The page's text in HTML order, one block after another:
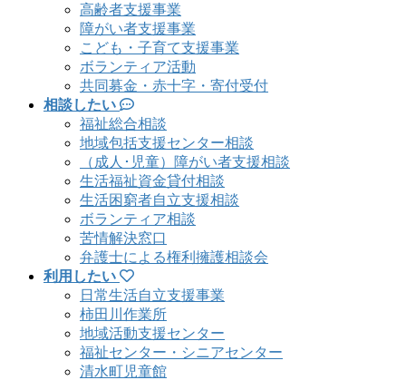
高齢者支援事業
障がい者支援事業
こども・子育て支援事業
ボランティア活動
共同募金・赤十字・寄付受付
相談したい
福祉総合相談
地域包括支援センター相談
（成人･児童）障がい者支援相談
生活福祉資金貸付相談
生活困窮者自立支援相談
ボランティア相談
苦情解決窓口
弁護士による権利擁護相談会
利用したい
日常生活自立支援事業
柿田川作業所
地域活動支援センター
福祉センター・シニアセンター
清水町児童館